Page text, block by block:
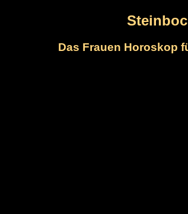
Das Frauen Horoskop